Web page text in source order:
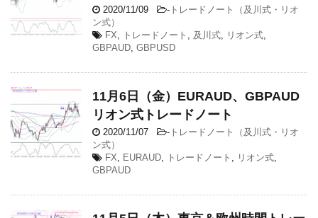
2020/11/09 - トレードノート（及川式・リオ
ン式）
FX, トレードノート , 及川式, リオン式,
GBPAUD, GBPUSD
11月6日（金）EURAUD、GBPAUD
リオン式トレードノート
2020/11/07 - トレードノート（及川式・リオ
ン式）
FX, EURAUD, トレードノート , リオン式,
GBPAUD